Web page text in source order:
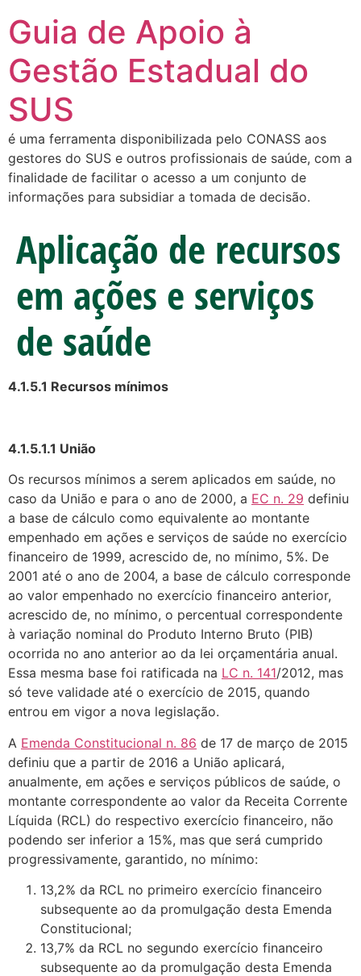
Guia de Apoio à
Gestão Estadual do
SUS
é uma ferramenta disponibilizada pelo CONASS aos
gestores do SUS e outros profissionais de saúde, com a
finalidade de facilitar o acesso a um conjunto de
informações para subsidiar a tomada de decisão.
Aplicação de recursos
em ações e serviços
de saúde
4.1.5.1 Recursos mínimos
4.1.5.1.1 União
Os recursos mínimos a serem aplicados em saúde, no
caso da União e para o ano de 2000, a EC n. 29 definiu
a base de cálculo como equivalente ao montante
empenhado em ações e serviços de saúde no exercício
financeiro de 1999, acrescido de, no mínimo, 5%. De
2001 até o ano de 2004, a base de cálculo corresponde
ao valor empenhado no exercício financeiro anterior,
acrescido de, no mínimo, o percentual correspondente
à variação nominal do Produto Interno Bruto (PIB)
ocorrida no ano anterior ao da lei orçamentária anual.
Essa mesma base foi ratificada na LC n. 141/2012, mas
só teve validade até o exercício de 2015, quando
entrou em vigor a nova legislação.
A Emenda Constitucional n. 86 de 17 de março de 2015
definiu que a partir de 2016 a União aplicará,
anualmente, em ações e serviços públicos de saúde, o
montante correspondente ao valor da Receita Corrente
Líquida (RCL) do respectivo exercício financeiro, não
podendo ser inferior a 15%, mas que será cumprido
progressivamente, garantido, no mínimo:
13,2% da RCL no primeiro exercício financeiro
subsequente ao da promulgação desta Emenda
Constitucional;
13,7% da RCL no segundo exercício financeiro
subsequente ao da promulgação desta Emenda